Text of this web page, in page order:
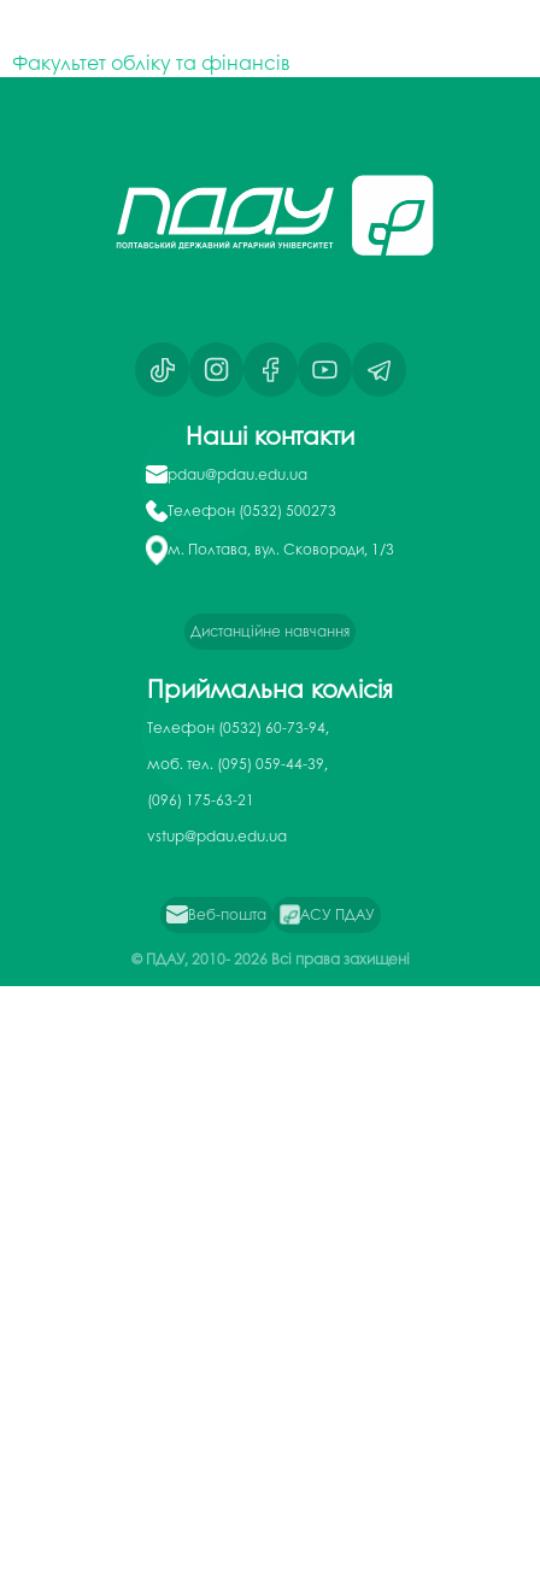
Факультет обліку та фінансів
Наші контакти
pdau@pdau.edu.ua
Телефон (0532) 500273
м. Полтава, вул. Сковороди, 1/3
Дистанційне навчання
Приймальна комісія
Телефон (0532) 60-73-94,
моб. тел. (095) 059-44-39,
(096) 175-63-21
vstup@pdau.edu.ua
Веб-пошта АСУ ПДАУ
© ПДАУ, 2010-2026 Всі права захищені